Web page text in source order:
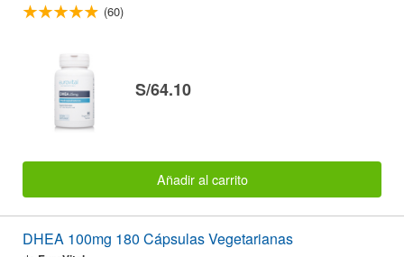
(60)
S/64.10
Añadir al carrito
DHEA 100mg 180 Cápsulas Vegetarianas